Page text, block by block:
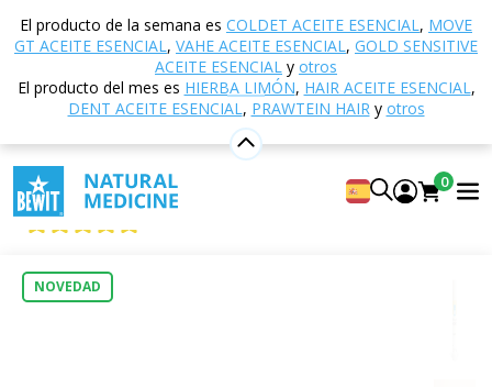
El producto de la semana es COLDET ACEITE ESENCIAL, MOVE
GT ACEITE ESENCIAL, VAHE ACEITE ESENCIAL, GOLD SENSITIVE
ACEITE ESENCIAL y otros
El producto del mes es HIERBA LIMÓN, HAIR ACEITE ESENCIAL,
DENT ACEITE ESENCIAL, PRAWTEIN HAIRy otros
0
Inicio Tienda electrónica
Cuidado de la piel
Bálsamos labiales
Bálsamo
labial - Meditation BIO
Bálsamo labial - Meditation BIO
Lip Balm – Meditation, ORGANIC
5
NOVEDAD